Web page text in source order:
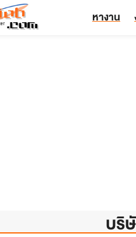
หางาน
บริ